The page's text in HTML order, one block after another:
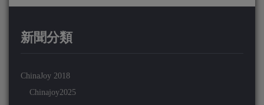
新聞分類
ChinaJoy 2018
Chinajoy2025